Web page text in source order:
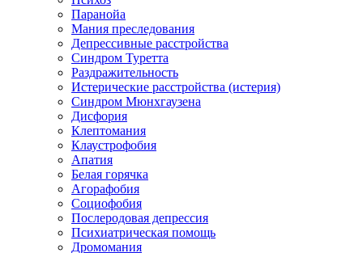
Паранойа
Мания преследования
Депрессивные расстройства
Синдром Туретта
Раздражительность
Истерические расстройства (истерия)
Синдром Мюнхгаузена
Дисфория
Клептомания
Клаустрофобия
Апатия
Белая горячка
Агорафобия
Социофобия
Послеродовая депрессия
Психиатрическая помощь
Дромомания